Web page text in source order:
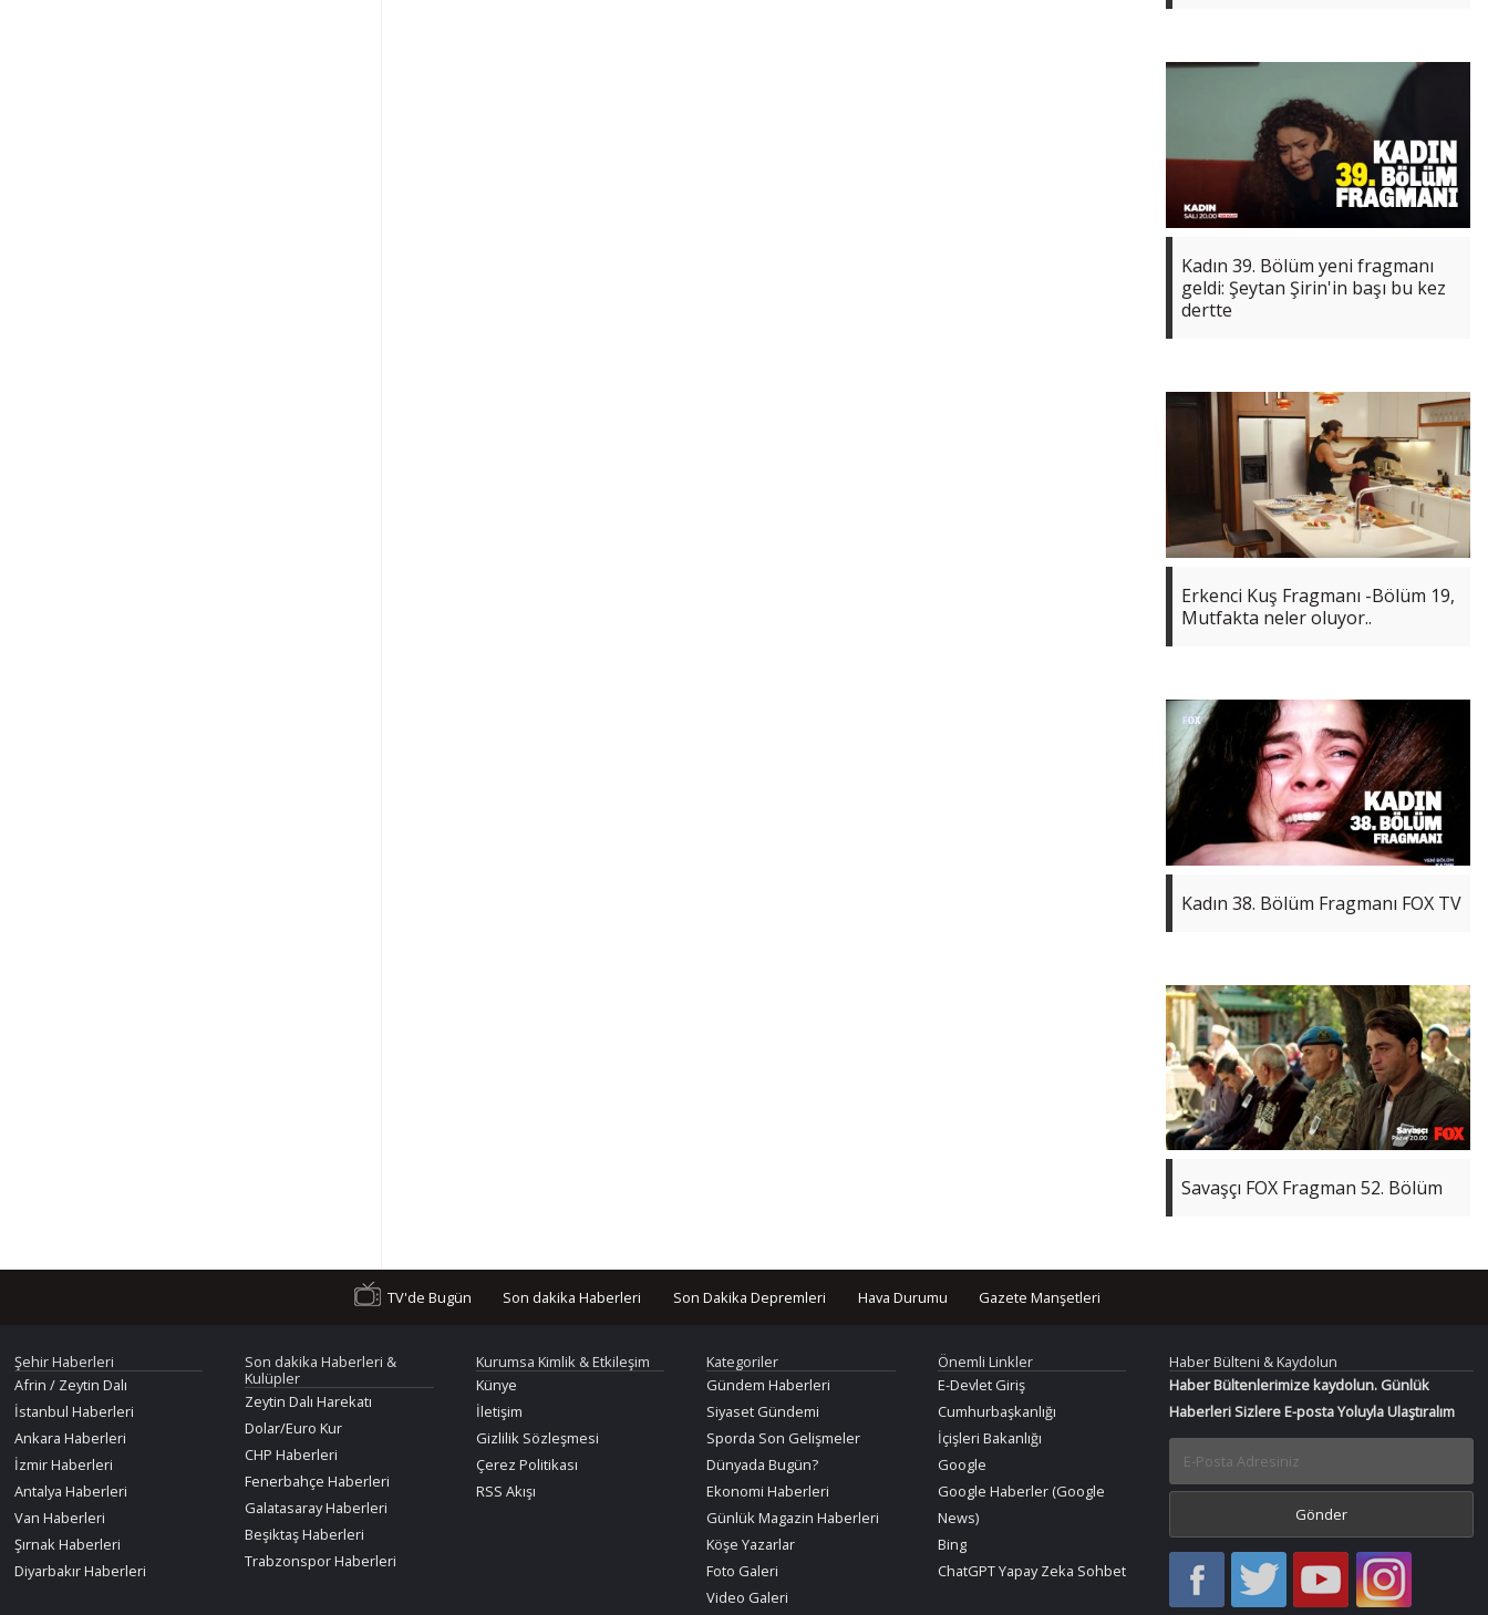
Kadın 39. Bölüm yeni fragmanı
geldi: Şeytan Şirin'in başı bu kez
dertte
Erkenci Kuş Fragmanı -Bölüm 19,
Mutfakta neler oluyor..
Kadın 38. Bölüm Fragmanı FOX TV
Savaşçı FOX Fragman 52. Bölüm
TV'de Bugün Son dakika Haberleri Son Dakika Depremleri Hava Durumu Gazete Manşetleri
Şehir Haberleri
Afrin / Zeytin Dalı
İstanbul Haberleri
Ankara Haberleri
İzmir Haberleri
Antalya Haberleri
Van Haberleri
Şırnak Haberleri
Diyarbakır Haberleri
Son dakika Haberleri &
Kulüpler
Zeytin Dalı Harekatı
Dolar/Euro Kur
CHP Haberleri
Fenerbahçe Haberleri
Galatasaray Haberleri
Beşiktaş Haberleri
Trabzonspor Haberleri
Kurumsa Kimlik & Etkileşim
Künye
İletişim
Gizlilik Sözleşmesi
Çerez Politikası
RSS Akışı
Kategoriler
Gündem Haberleri
Siyaset Gündemi
Sporda Son Gelişmeler
Dünyada Bugün?
Ekonomi Haberleri
Günlük Magazin Haberleri
Köşe Yazarlar
Foto Galeri
Video Galeri
Önemli Linkler
E-Devlet Giriş
Cumhurbaşkanlığı
İçişleri Bakanlığı
Google
Google Haberler (Google
News)
Bing
ChatGPT Yapay Zeka Sohbet
Haber Bülteni & Kaydolun
Haber Bültenlerimize kaydolun. Günlük
Haberleri Sizlere E-posta Yoluyla Ulaştıralım
Haber
Oku
Haber
Oku
Bir
Haber
Bir
Haber